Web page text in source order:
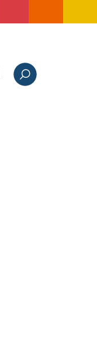
: the current page